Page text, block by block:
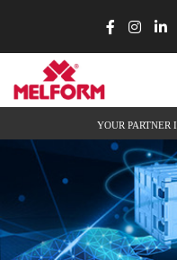
YOUR PARTNER